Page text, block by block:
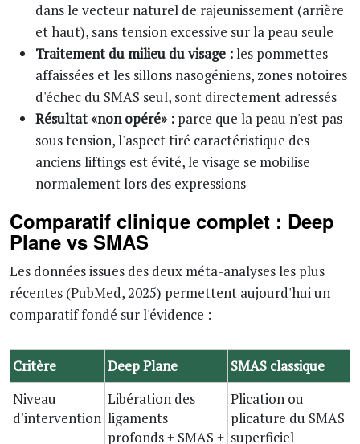
dans le vecteur naturel de rajeunissement (arrière
et haut), sans tension excessive sur la peau seule
Traitement du milieu du visage :les pommettes
affaissées et les sillons nasogéniens, zones notoires
d'échec du SMAS seul, sont directement adressés
Résultat «non opéré» : parce que la peau n'est pas
sous tension, l'aspect tiré caractéristique des
anciens liftings est évité, le visage se mobilise
normalement lors des expressions
Comparatif clinique complet : Deep
Plane vs SMAS
Les données issues des deux méta-analyses les plus
récentes (PubMed, 2025) permettent aujourd'hui un
comparatif fondé sur l'évidence :
Critère Deep Plane
SMAS classique
Niveau
d'intervention
Libération des
ligaments
profonds + SMAS +
Plication ou
plicature du SMAS
superficiel